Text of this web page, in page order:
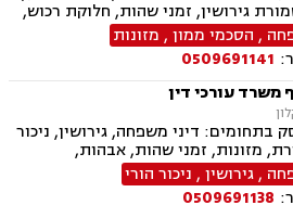
גירושין, זמני שהות, חלוקת רכוש,
הורי, העברת בין דורית, ירושות
כוח מתמשך, דיני חוזים, נדל"ן
מכר דירה, פינוי מושכר
, הסכמי ממון, מזונות
0509691141
משרד עורכי דין
בתחומים: דיני משפחה, גירושין, ניכור
מזונות, זמני שהות, אבהות,
גישור, חוק הנוער, חלוקת רכוש, ייפוי
פירעון, הוצאה לפועל, מחיקת
פשיטת רגל.
,גירושין, ניכור הורי
0509691138